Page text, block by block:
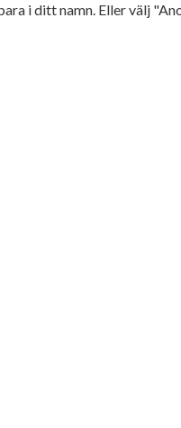
i ditt namn. Eller välj